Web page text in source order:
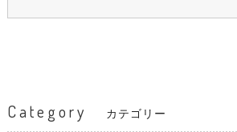
Category カテゴリー